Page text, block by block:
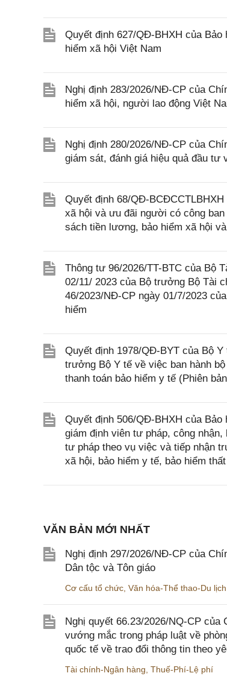
Quyết định 627/QĐ-BHXH của
hiểm xã hội Việt Nam
Nghị định 283/2026/NĐ-CP của
hiểm xã hội, người lao động Việt
Nghị định 280/2026/NĐ-CP của
giám sát, đánh giá hiệu quả đầu tư
Quyết định 68/QĐ-
xã hội và ưu đãi người có công
sách tiền lương, bảo hiểm xã hội
Thông tư 96/2026/TT-BTC của Bộ
02/11/ 2023 của Bộ trưởng Bộ Tài
46/2023/NĐ-CP ngày 01/7/2023
hiểm
Quyết định 1978/QĐ-BYT của Bộ
trưởng Bộ Y tế về việc ban hành
thanh toán bảo hiểm y tế (Phiên
Quyết định 506/QĐ-BHXH của Bảo
giám định viên tư pháp, công
tư pháp theo vụ việc và tiếp nhận
xã hội, bảo hiểm y tế, bảo hiểm
VĂN BẢN MỚI NHẤT
Nghị định 297/2026/NĐ-CP của
Dân tộc và Tôn giáo
Cơ cấu tổ chức Văn hóa-Thể thao-Du lịch
Nghị quyết 66.23/2026/NQ-CP
vướng mắc trong pháp luật về
quốc tế về trao đổi thông tin theo
Tài chính-Ngân hàng Thuế-Phí-Lệ phí